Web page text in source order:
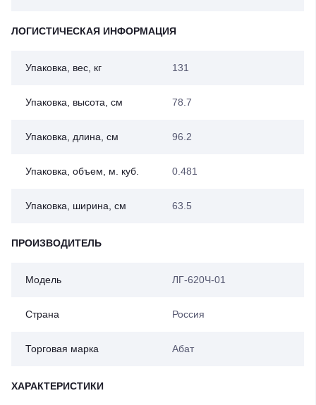
ЛОГИСТИЧЕСКАЯ ИНФОРМАЦИЯ
Упаковка, вес, кг 131
Упаковка, высота, см 78.7
Упаковка, длина, см 96.2
Упаковка, объем, м. куб. 0.481
Упаковка, ширина, см 63.5
ПРОИЗВОДИТЕЛЬ
Модель ЛГ-620Ч-01
Страна Россия
Торговая марка Абат
ХАРАКТЕРИСТИКИ